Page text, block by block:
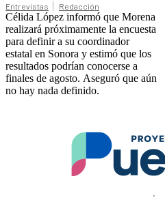
Entrevistas Redacción
Célida López informó que Morena
realizará próximamente la encuesta
para definir a su coordinador
estatal en Sonora y estimó que los
resultados podrían conocerse a
finales de agosto. Aseguró que aún
no hay nada definido.
.